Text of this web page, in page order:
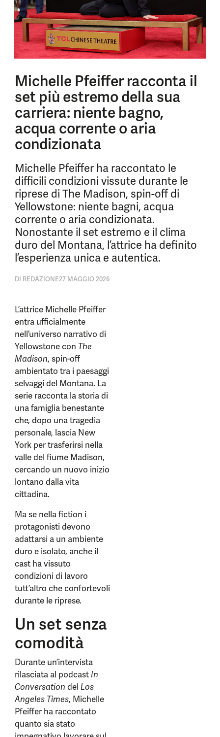
Michelle Pfeiffer racconta il
set più estremo della sua
carriera: niente bagno,
acqua corrente o aria
condizionata
Michelle Pfeiffer ha raccontato le
difficili condizioni vissute durante le
riprese di The Madison, spin-off di
Yellowstone: niente bagni, acqua
corrente o aria condizionata.
Nonostante il set estremo e il clima
duro del Montana, l’attrice ha definito
l’esperienza unica e autentica.
DI REDAZIONE27 MAGGIO 2026
L’attrice Michelle Pfeiffer
entra ufficialmente
nell’universo narrativo di
Yellowstone con The
Madison, spin-off
ambientato tra i paesaggi
selvaggi del Montana. La
serie racconta la storia di
una famiglia benestante
che, dopo una tragedia
personale, lascia New
York per trasferirsi nella
valle del fiume Madison,
cercando un nuovo inizio
lontano dalla vita
cittadina.
Ma se nella fiction i
protagonisti devono
adattarsi a un ambiente
duro e isolato, anche il
cast ha vissuto
condizioni di lavoro
tutt’altro che confortevoli
durante le riprese.
Un set senza
comodità
Durante un’intervista
rilasciata al podcast In
Conversation del Los
Angeles Times, Michelle
Pfeiffer ha raccontato
quanto sia stato